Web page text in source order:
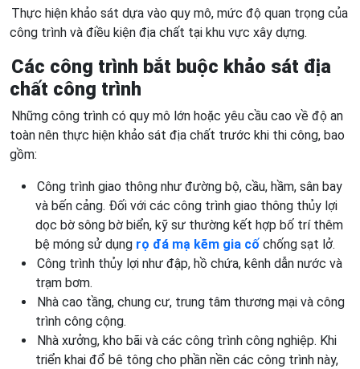
Thực hiện khảo sát dựa vào quy mô, mức độ quan trọng của
công trình và điều kiện địa chất tại khu vực xây dựng.
Các công trình bắt buộc khảo sát địa
chất công trình
Những công trình có quy mô lớn hoặc yêu cầu cao về độ an
toàn nên thực hiện khảo sát địa chất trước khi thi công, bao
gồm:
Công trình giao thông như đường bộ, cầu, hầm, sân bay
và bến cảng. Đối với các công trình giao thông thủy lợi
dọc bờ sông bờ biển, kỹ sư thường kết hợp bố trí thêm
bệ móng sử dụng rọ đá mạ kẽm gia cố chống sạt lở.
Công trình thủy lợi như đập, hồ chứa, kênh dẫn nước và
trạm bơm.
Nhà cao tầng, chung cư, trung tâm thương mại và công
trình công cộng.
Nhà xưởng, kho bãi và các công trình công nghiệp. Khi
triển khai đổ bê tông cho phần nền các công trình này,